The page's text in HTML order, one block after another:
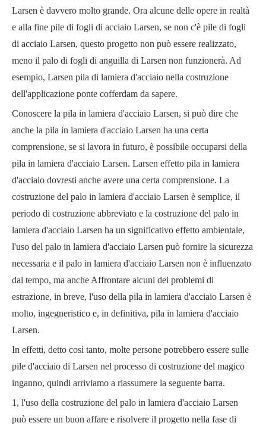
Larsen è davvero molto grande. Ora alcune delle opere in realtà
e alla fine pile di fogli di acciaio Larsen, se non c'è pile di fogli
di acciaio Larsen, questo progetto non può essere realizzato,
meno il palo di fogli di anguilla di Larsen non funzionerà. Ad
esempio, Larsen pila di lamiera d'acciaio nella costruzione
dell'applicazione ponte cofferdam da sapere.
Conoscere la pila in lamiera d'acciaio Larsen, si può dire che
anche la pila in lamiera d'acciaio Larsen ha una certa
comprensione, se si lavora in futuro, è possibile occuparsi della
pila in lamiera d'acciaio Larsen. Larsen effetto pila in lamiera
d'acciaio dovresti anche avere una certa comprensione. La
costruzione del palo in lamiera d'acciaio Larsen è semplice, il
periodo di costruzione abbreviato e la costruzione del palo in
lamiera d'acciaio Larsen ha un significativo effetto ambientale,
l'uso del palo in lamiera d'acciaio Larsen può fornire la sicurezza
necessaria e il palo in lamiera d'acciaio Larsen non è influenzato
dal tempo, ma anche Affrontare alcuni dei problemi di
estrazione, in breve, l'uso della pila in lamiera d'acciaio Larsen è
molto, ingegneristico e, in definitiva, pila in lamiera d'acciaio
Larsen.
In effetti, detto così tanto, molte persone potrebbero essere sulle
pile d'acciaio di Larsen nel processo di costruzione del magico
inganno, quindi arriviamo a riassumere la seguente barra.
1, l'uso della costruzione del palo in lamiera d'acciaio Larsen
può essere un buon affare e risolvere il progetto nella fase di